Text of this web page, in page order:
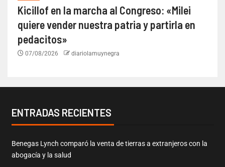
Kicillof en la marcha al Congreso: «Milei
quiere vender nuestra patria y partirla en
pedacitos»
07/08/2026 diariolamuynegra
ENTRADAS RECIENTES
Benegas Lynch comparó la venta de tierras a extranjeros con la
abogacía y la salud